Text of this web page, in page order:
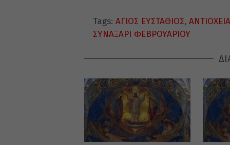
Tags: ΑΓΙΟΣ ΕΥΣΤΑΘΙΟΣ, ΑΝΤΙΟΧΕΙΑ
ΣΥΝΑΞΑΡΙ ΦΕΒΡΟΥΑΡΙΟΥ